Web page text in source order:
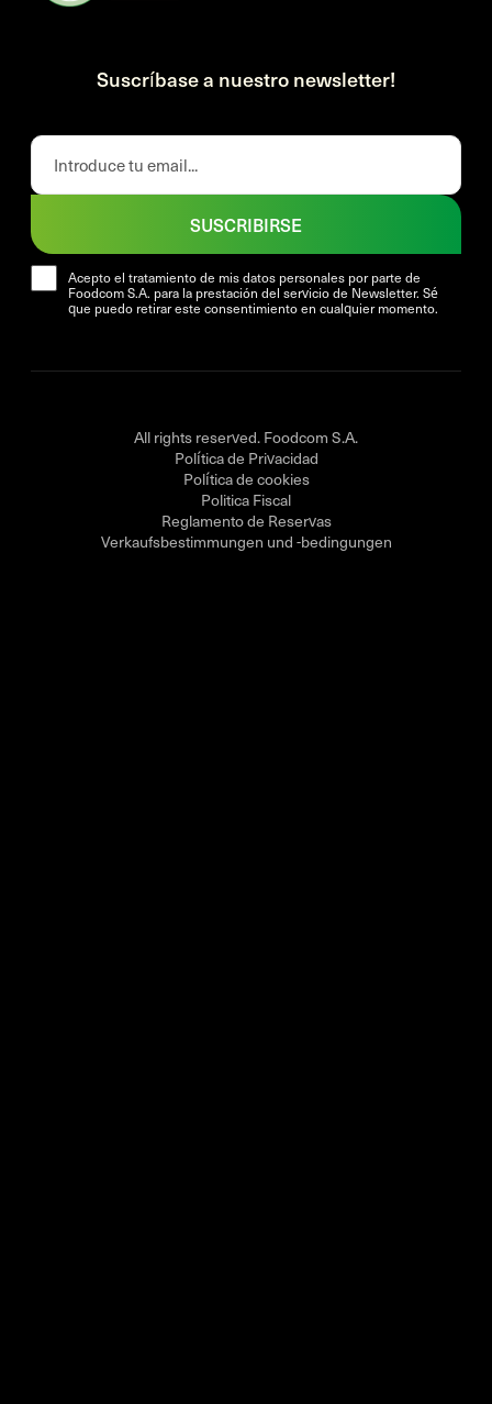
Suscríbase a nuestro newsletter!
Acepto el tratamiento de mis datos personales por parte de
Foodcom S.A. para la prestación del servicio de Newsletter. Sé
que puedo retirar este consentimiento en cualquier momento.
SUSCRIBIRSE
All rights reserved. Foodcom S.A.
Política de Privacidad
Política de cookies
Politica Fiscal
Reglamento de Reservas
Verkaufsbestimmungen und -bedingungen